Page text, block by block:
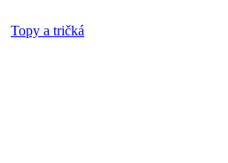
Topy a tričká